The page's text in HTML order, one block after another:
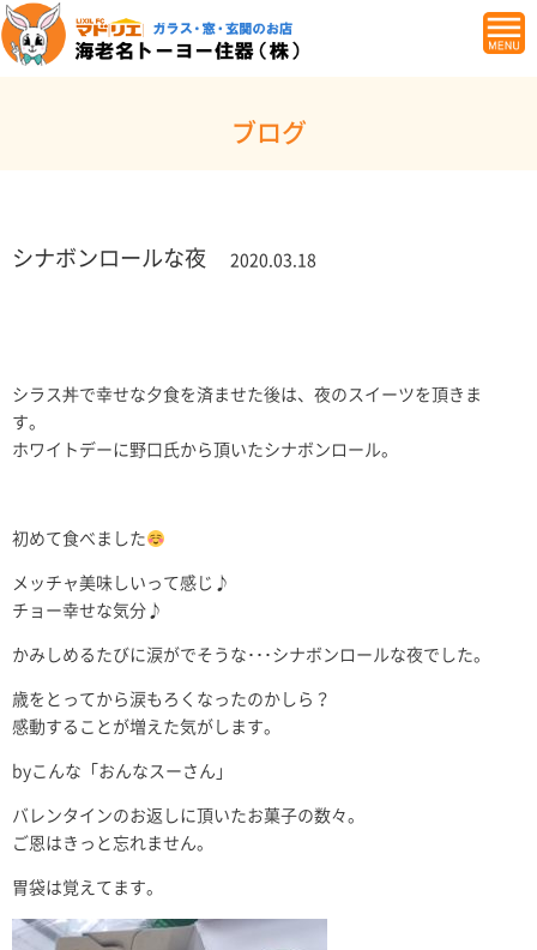
ブログ
シナボンロールな夜 2020.03.18
シラス丼で幸せな夕食を済ませた後は、夜のスイーツを頂きま
す。
ホワイトデーに野口氏から頂いたシナボンロール。
初めて食べました
メッチャ美味しいって感じ♪
チョー幸せな気分♪
かみしめるたびに涙がでそうな･･･シナボンロールな夜でした。
歳をとってから涙もろくなったのかしら？
感動することが増えた気がします。
byこんな「おんなスーさん」
バレンタインのお返しに頂いたお菓子の数々。
ご恩はきっと忘れません。
胃袋は覚えてます。